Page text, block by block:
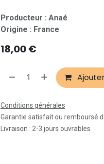
Producteur : Anaé
Origine : France
18,00€
Conditions générales
Garantie satisfait ou remboursé
Livraison : 2-3 jours ouvrables